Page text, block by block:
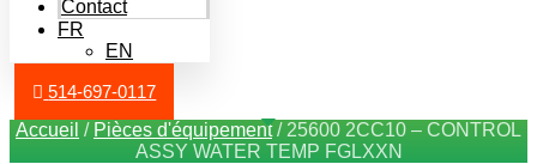
Contact
FR
EN
514-697-0117
Accueil / Pièces d'équipement/ 25600 2CC10 – CONTROL
ASSY WATER TEMP FGLXXN